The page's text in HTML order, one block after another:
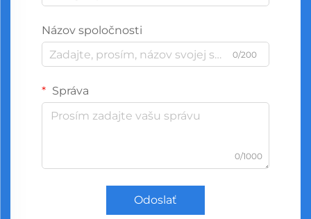
Názov spoločnosti
0/200
Správa
0/1000
Odoslať